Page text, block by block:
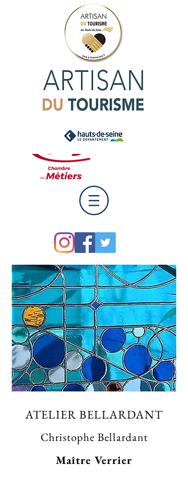
ATELIER BELLARDANT
Christophe Bellardant
Maître Verrier